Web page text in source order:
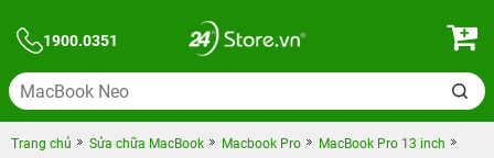
1900.0351
Trang chủ Sửa chữa MacBook Macbook Pro
MacBook Pro 13 inch